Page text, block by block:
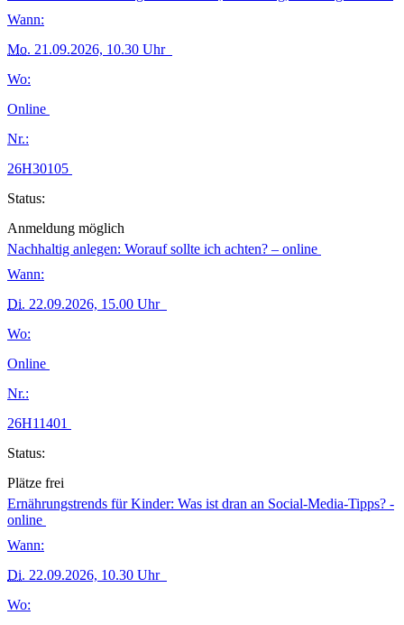
Wann:
Mo. 21.09.2026, 10.30 Uhr
Wo:
Online
Nr.:
26H30105
Status:
Anmeldung möglich
Nachhaltig anlegen: Worauf sollte ich achten? – online
Wann:
Di. 22.09.2026, 15.00 Uhr
Wo:
Online
Nr.:
26H11401
Status:
Plätze frei
Ernährungstrends für Kinder: Was ist dran an Social-Media-Tipps? -
online
Wann:
Di. 22.09.2026, 10.30 Uhr
Wo: